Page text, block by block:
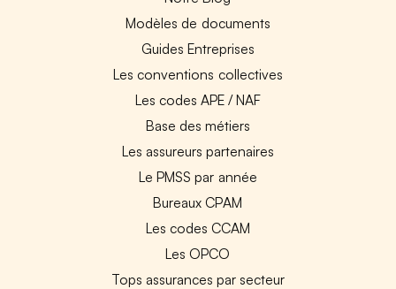
Modèles de documents
Guides Entreprises
Les conventions collectives
Les codes APE / NAF
Base des métiers
Les assureurs partenaires
Le PMSS par année
Bureaux CPAM
Les codes CCAM
Les OPCO
Tops assurances par secteur